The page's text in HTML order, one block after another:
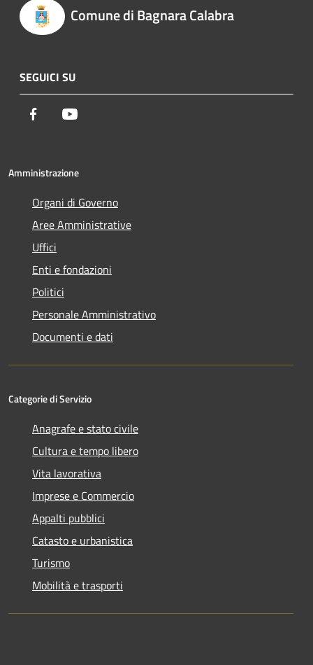
Comune di Bagnara Calabra
SEGUICI SU
Facebook
Amministrazione
Organi di Governo
Aree Amministrative
Uffici
Enti e fondazioni
Politici
Personale Amministrativo
Documenti e dati
Categorie di Servizio
Anagrafe e stato civile
Cultura e tempo libero
Vita lavorativa
Imprese e Commercio
Appalti pubblici
Catasto e urbanistica
Turismo
Mobilità e trasporti